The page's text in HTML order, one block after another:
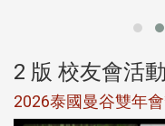
2 版 校友會活
2026泰國曼谷雙年